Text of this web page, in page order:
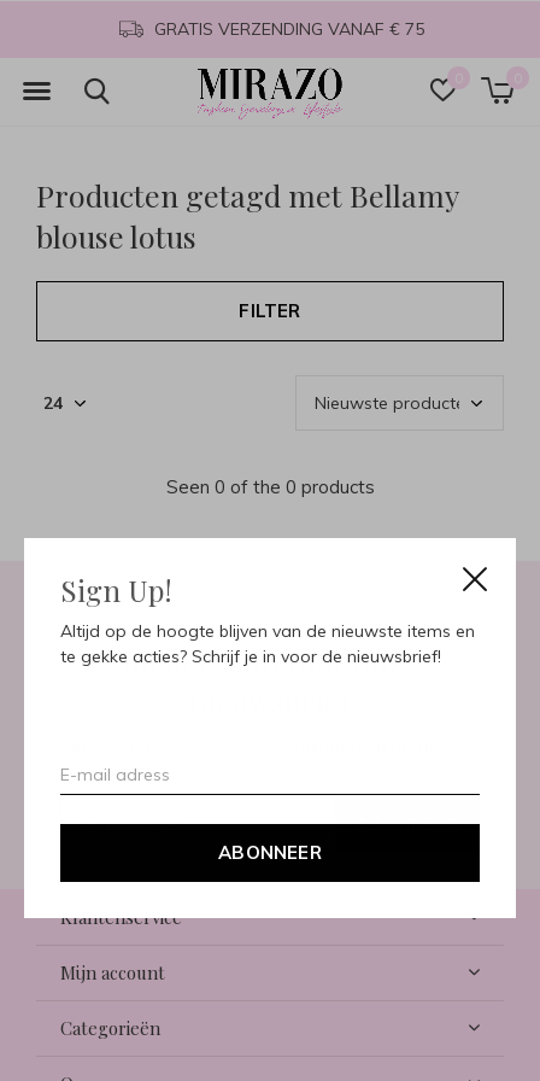
Sign Up!
Altijd op de hoogte blijven van de nieuwste items en
te gekke acties? Schrijf je in voor de nieuwsbrief!
ABONNEER
0 0
GRATIS VERZENDING VANAF € 75
Producten getagd met Bellamy
blouse lotus
FILTER
Seen 0 of the 0 products
Meld je aan voor onze
ABONNEER
Klantenservice
Mijn account
Categorieën